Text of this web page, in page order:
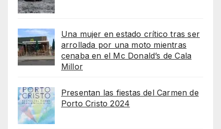
Una mujer en estado crítico tras ser
arrollada por una moto mientras
cenaba en el Mc Donald’s de Cala
Millor
Presentan las fiestas del Carmen de
Porto Cristo 2024